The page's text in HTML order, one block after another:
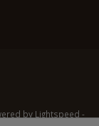
by Lightspeed -